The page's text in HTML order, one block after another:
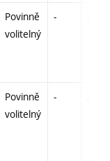
Povinně
volitelný
-
Povinně
volitelný
-